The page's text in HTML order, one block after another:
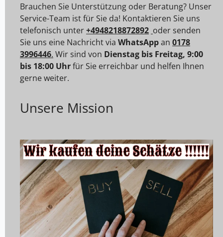
Brauchen Sie Unterstützung oder Beratung? Unser
Service-Team ist für Sie da! Kontaktieren Sie uns
telefonisch unter+4948218872892 oder senden
Sie uns eine Nachricht via WhatsAppan 0178
3996446. Wir sind von Dienstag bis Freitag, 9:00
bis 18:00 Uhrfür Sie erreichbar und helfen Ihnen
gerne weiter.
Unsere Mission